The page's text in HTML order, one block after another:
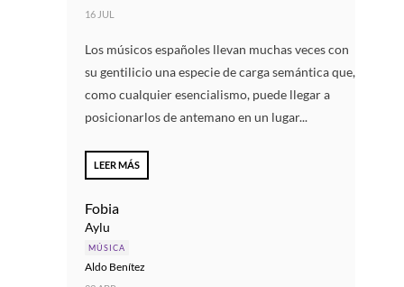
16 JUL
Los músicos españoles llevan muchas veces con
su gentilicio una especie de carga semántica que,
como cualquier esencialismo, puede llegar a
posicionarlos de antemano en un lugar...
LEER MÁS
Fobia
Aylu
MÚSICA
Aldo Benítez